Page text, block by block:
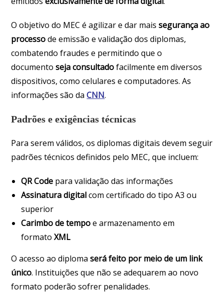
O objetivo do MEC é agilizar e dar maissegurança ao
processode emissão e validação dos diplomas,
combatendo fraudes e permitindo que o
documentoseja consultadofacilmente em diversos
dispositivos, como celulares e computadores. As
informações são daCNN.
Padrões e exigências técnicas
Para serem válidos, os diplomas digitais devem seguir
padrões técnicos definidos pelo MEC, que incluem:
QR Code para validação das informações
Assinatura digitalcom certificado do tipo A3 ou
superior
Carimbo de tempoe armazenamento em
formatoXML
O acesso ao diplomaserá feito por meio de um link
único. Instituições que não se adequarem ao novo
formato poderão sofrer penalidades.